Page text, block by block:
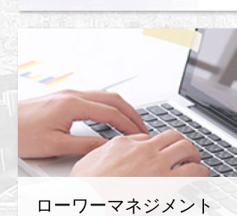
ローワーマネジメント